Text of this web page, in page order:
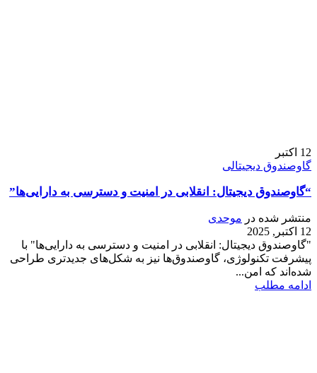
12 اکتبر
گاوصندوق دیجیتالی
“گاوصندوق دیجیتال: انقلابی در امنیت و دسترسی به دارایی‌ها”
منتشر شده در موحدی
12 اکتبر, 2025
"گاوصندوق دیجیتال: انقلابی در امنیت و دسترسی به دارایی‌ها" با
پیشرفت تکنولوژی، گاوصندوق‌ها نیز به شکل‌های جدیدتری طراحی
شده‌اند که امن...
ادامه مطلب